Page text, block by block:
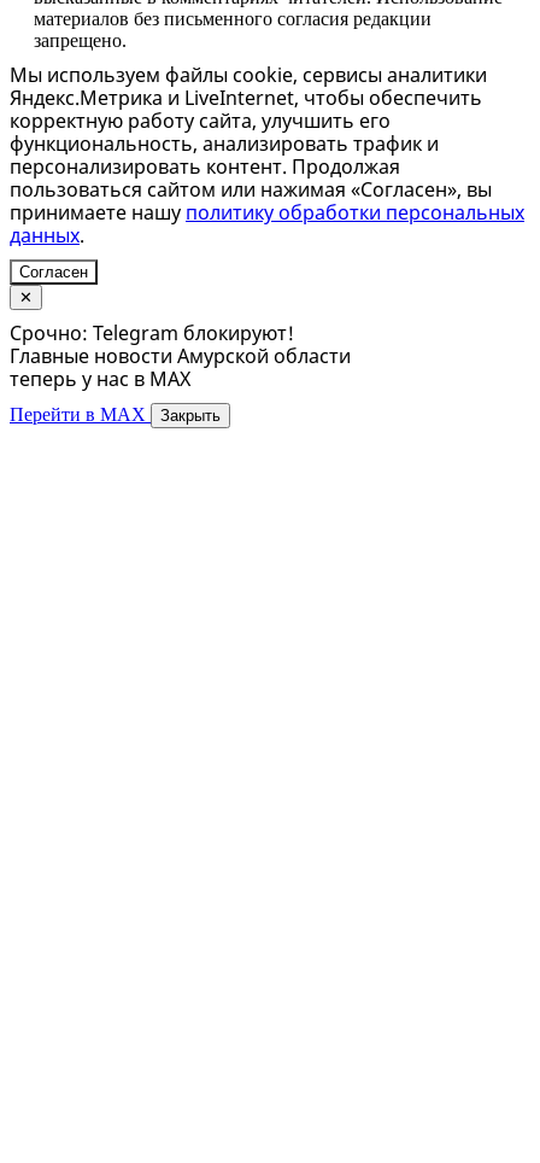
материалов без письменного согласия редакции
запрещено.
Мы используем файлы cookie, сервисы аналитики
Яндекс.Метрика и LiveInternet, чтобы обеспечить
корректную работу сайта, улучшить его
функциональность, анализировать трафик и
персонализировать контент. Продолжая
пользоваться сайтом или нажимая «Согласен», вы
принимаете нашу политику обработки персональных
данных.
Согласен
✕
Срочно: Telegram блокируют!
Главные новости Амурской области
теперь у нас в MAX
Перейти в MAX Закрыть